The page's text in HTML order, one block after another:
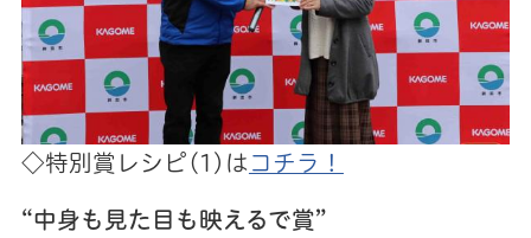
◇特別賞レシピ(1)は コチラ！
“中身も見た目も映えるで賞”